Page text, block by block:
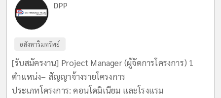
DPP
อสังหาริมทรัพย์
[รับสมัครงาน] Project Manager (ผู้จัดการโครงการ) 1
ตำแหน่ง– สัญญาจ้างรายโครงการ
​ประเภทโครงการ: คอนโดมิเนียม และโรงแรม